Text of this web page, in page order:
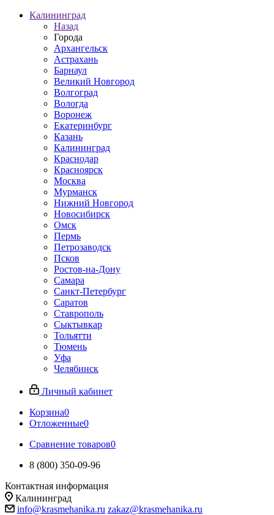
Калининград
Назад
Города
Архангельск
Астрахань
Барнаул
Великий Новгород
Волгоград
Вологда
Воронеж
Екатеринбург
Казань
Калининград
Краснодар
Красноярск
Москва
Мурманск
Нижний Новгород
Новосибирск
Омск
Пермь
Петрозаводск
Псков
Ростов-на-Дону
Самара
Санкт-Петербург
Саратов
Ставрополь
Сыктывкар
Тольятти
Тюмень
Уфа
Челябинск
Личный кабинет
Корзина0
Отложенные0
Сравнение товаров0
8 (800) 350-09-96
Контактная информация
Калининград
info@krasmehanika.ru zakaz@krasmehanika.ru